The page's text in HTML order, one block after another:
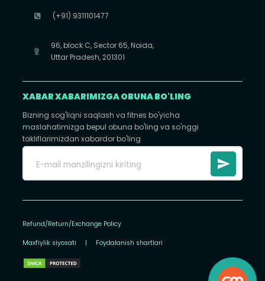
(+91) 9311101477
96, block C, Sector 65, Noida,
Uttar Pradesh, 201301
XABAR XABARIMIZGA OBUNA BO'LING
Bizning sog'liqni saqlash va fitnes bo'yicha
maslahatimizga bepul obuna bo'ling va so'nggi
takliflarimizdan xabardor bo'ling
Refund/Return/Exchange Policy
Maxfiylik siyosati | Foydalanish shartlari